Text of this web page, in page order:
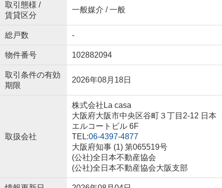
取引態様 /
賃貸区分
一般媒介 / 一般
総戸数 -
物件番号 102882094
取引条件の有効
期限
2026年08月18日
取扱会社
株式会社La casa
大阪府大阪市中央区谷町３丁目2-12 日本
エルコートビル 6F
TEL:06-4397-4877
大阪府知事 (1) 第065519号
(公社)全日本不動産協会
(公社)全日本不動産協会大阪支部